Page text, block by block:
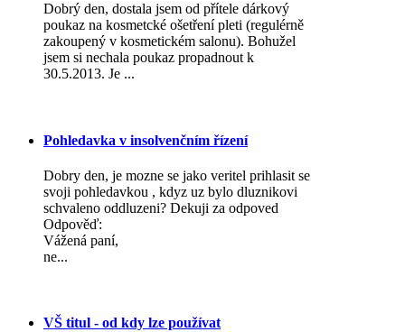
Dobrý den, dostala jsem od přítele dárkový
poukaz na kosmetcké ošetření pleti (regulérně
zakoupený v kosmetickém salonu). Bohužel
jsem si nechala poukaz propadnout k
30.5.2013. Je ...
Pohledavka v insolvenčním řízení
Dobry den, je mozne se jako veritel prihlasit se
svoji pohledavkou , kdyz uz bylo dluznikovi
schvaleno oddluzeni? Dekuji za odpoved
Odpověď:
Vážená paní,
ne...
VŠ titul - od kdy lze používat